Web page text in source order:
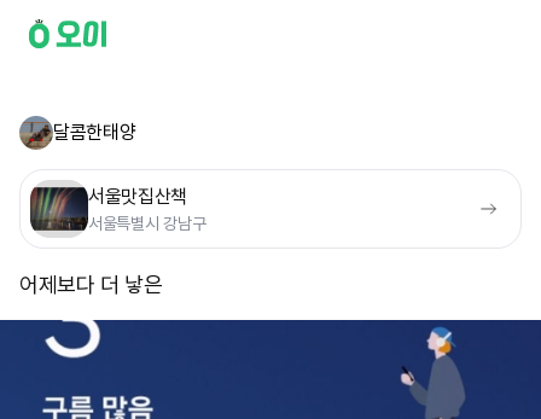
달콤한태양
서울맛집산책
서울특별시 강남구
어제보다 더 낳은